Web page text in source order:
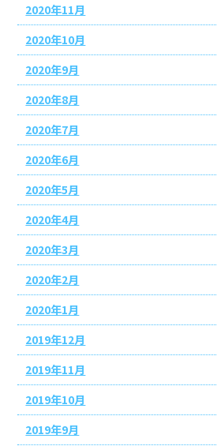
2020年11月
2020年10月
2020年9月
2020年8月
2020年7月
2020年6月
2020年5月
2020年4月
2020年3月
2020年2月
2020年1月
2019年12月
2019年11月
2019年10月
2019年9月